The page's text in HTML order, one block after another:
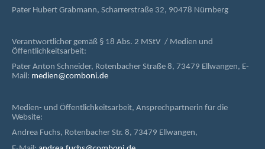
Pater Hubert Grabmann, Scharrerstraße 32, 90478 Nürnberg
Verantwortlicher gemäß § 18 Abs. 2 MStV / Medien und
Öffentlichkeitsarbeit:
Pater Anton Schneider, Rotenbacher Straße 8, 73479 Ellwangen, E-
Mail: medien@comboni.de
Medien- und Öffentlichkeitsarbeit, Ansprechpartnerin für die
Website:
Andrea Fuchs, Rotenbacher Str. 8, 73479 Ellwangen,